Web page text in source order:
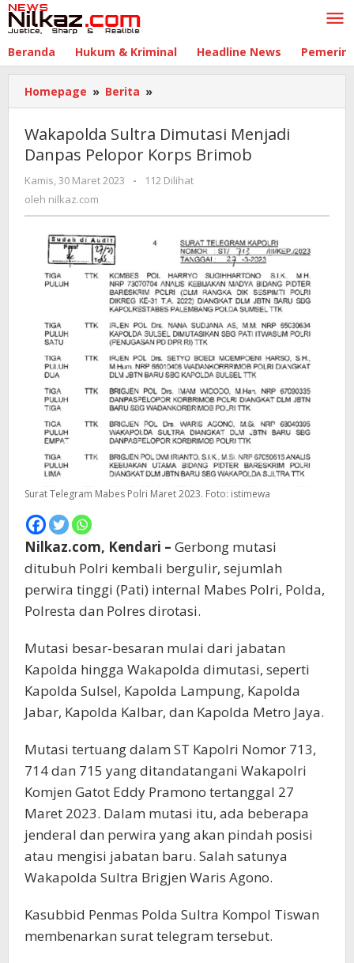
Lewati
ke
Beranda Hukum & Kriminal Headline News
Homepage » Berita »
Sultra
Menjadi
Danpas
Pelopor
Wakapolda Sultra Dimutasi Menjadi
Danpas Pelopor Korps Brimob
Kamis, 30 Maret 2023
oleh
-
112 Dilihat
oleh nilkaz.com
Surat Telegram Mabes Polri Maret 2023. Foto: istimewa
Nilkaz.com, Kendari – Gerbong mutasi
ditubuh Polri kembali bergulir, sejumlah
perwira tinggi (Pati) internal Mabes Polri, Polda,
Polresta dan Polres dirotasi.
Mutasi besar-besaran mulai dari jabatan
Kapolda hingga Wakapolda dimutasi, seperti
Kapolda Sulsel, Kapolda Lampung, Kapolda
Jabar, Kapolda Kalbar, dan Kapolda Metro Jaya.
Mutasi tertuang dalam ST Kapolri Nomor 713,
714 dan 715 yang ditandatangani Wakapolri
Komjen Gatot Eddy Pramono tertanggal 27
Maret 2023. Dalam mutasi itu, ada beberapa
jenderal dan perwira yang akan pindah posisi
atau mengisi jabatan baru. Salah satunya
Wakapolda Sultra Brigjen Waris Agono.
Kasubbid Penmas Polda Sultra Kompol Tiswan
membenarkan surat telegram tersebut.